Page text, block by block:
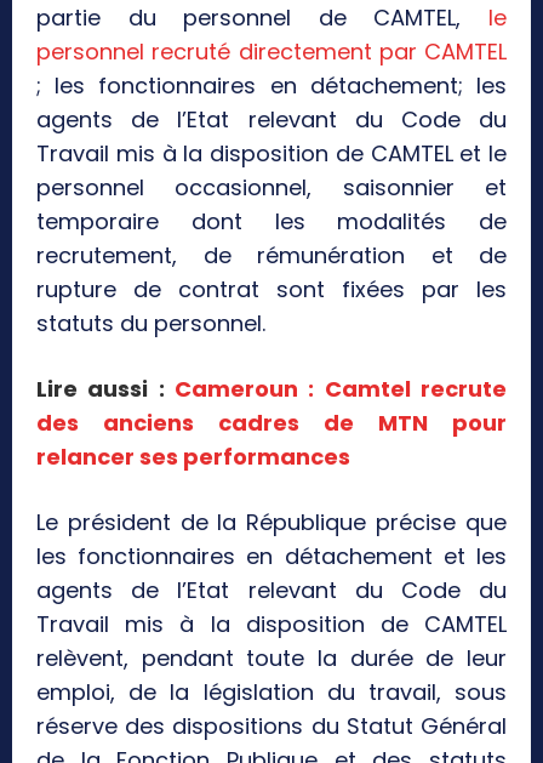
partie du personnel de CAMTEL, le
personnel recruté directement par CAMTEL
; les fonctionnaires en détachement; les
agents de l’Etat relevant du Code du
Travail mis à la disposition de CAMTEL et le
personnel occasionnel, saisonnier et
temporaire dont les modalités de
recrutement, de rémunération et de
rupture de contrat sont fixées par les
statuts du personnel.
Lire aussi : Cameroun : Camtel recrute
des anciens cadres de MTN pour
relancer ses performances
Le président de la République précise que
les fonctionnaires en détachement et les
agents de l’Etat relevant du Code du
Travail mis à la disposition de CAMTEL
relèvent, pendant toute la durée de leur
emploi, de la législation du travail, sous
réserve des dispositions du Statut Général